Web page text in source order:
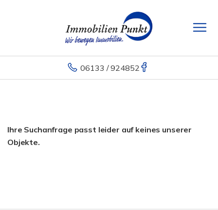
06133 / 924852
Ihre Suchanfrage passt leider auf keines unserer
Objekte.